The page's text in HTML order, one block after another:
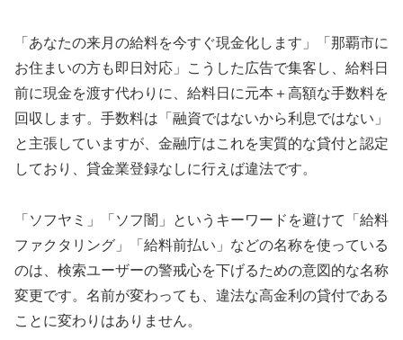
「あなたの来月の給料を今すぐ現金化します」「那覇市に
お住まいの方も即日対応」こうした広告で集客し、給料日
前に現金を渡す代わりに、給料日に元本＋高額な手数料を
回収します。手数料は「融資ではないから利息ではない」
と主張していますが、金融庁はこれを実質的な貸付と認定
しており、貸金業登録なしに行えば違法です。
「ソフヤミ」「ソフ闇」というキーワードを避けて「給料
ファクタリング」「給料前払い」などの名称を使っている
のは、検索ユーザーの警戒心を下げるための意図的な名称
変更です。名前が変わっても、違法な高金利の貸付である
ことに変わりはありません。